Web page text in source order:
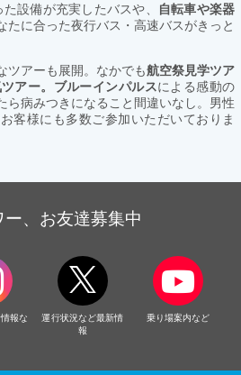
た設備が充実したバスや、
自転車や楽器
たに合った夜行バス・高速バスがきっと
ツアーも展開。なかでも航空祭見学ツア
アー。ブルーインパルスによる感動の
ら病みつきになること間違いなし。男性
客様にも多数ご参加いただいておりま
ー、お友達募集中
報な
運行状況など最新情
報
乗り場案内など